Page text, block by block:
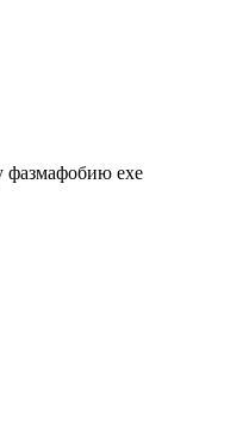
фазмафобию exe